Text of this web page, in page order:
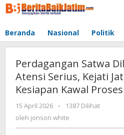
Lewati
ke
Beranda Nasional Politik
Perdagangan Satwa
Atensi Serius, Kejati
Kesiapan Kawal
15 April 2026
oleh
jonson
-
1387 Dilihat
oleh jonson white